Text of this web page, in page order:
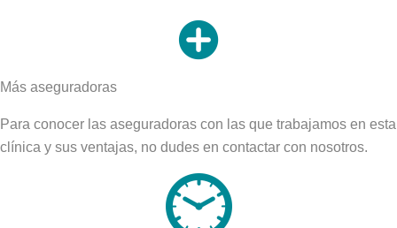
Más aseguradoras
Para conocer las aseguradoras con las que trabajamos en esta
clínica y sus ventajas, no dudes en contactar con nosotros.